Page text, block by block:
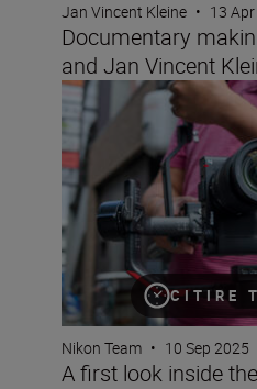
Jan Vincent Kleine • 13
Documentary
and Jan Vincent
CITIRE
A first look inside the
Nikon Team • 10 Sep 2025
A first look inside